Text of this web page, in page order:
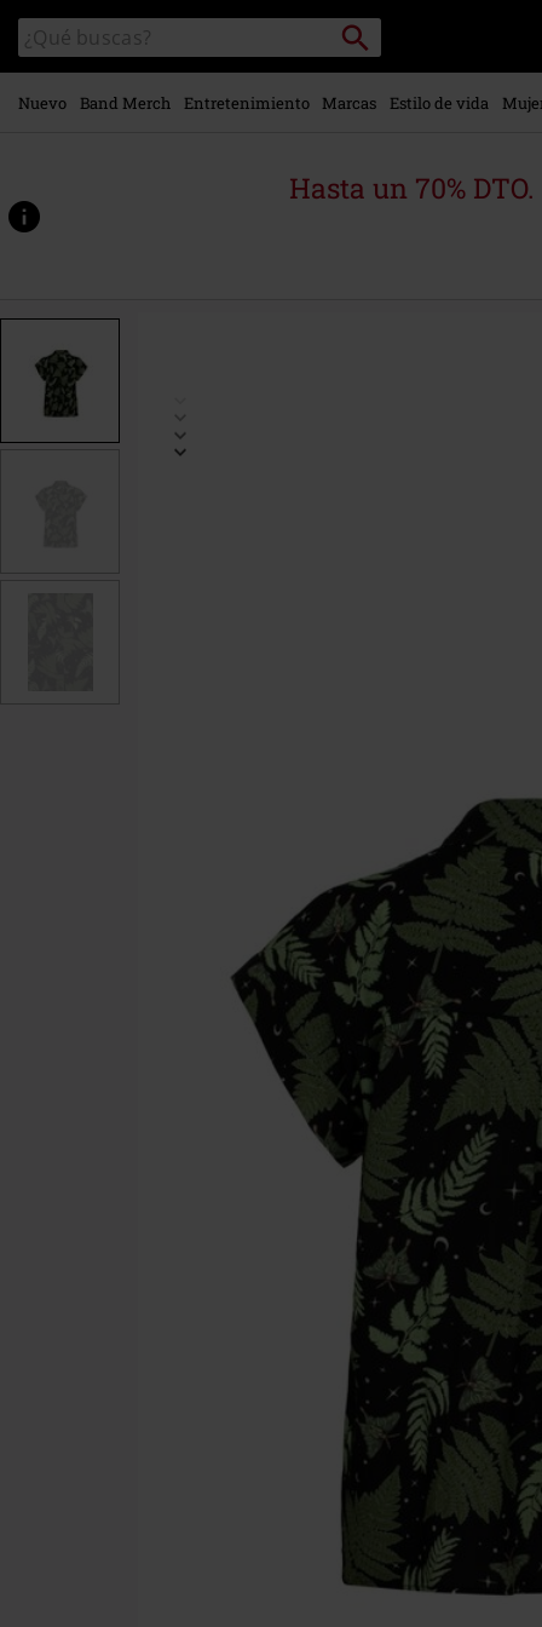
contenido
principal
Buscar
en
el
catálogo
Buscar
Nuevo Band Merch Entretenimiento Marcas Estilo de vida
Hasta un 70%
www.emp-
p/gaia-
575289.html